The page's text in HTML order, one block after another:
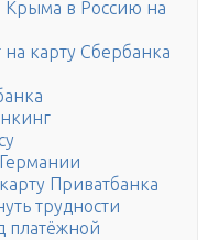
Крыма в Россию на
карту Сбербанка
Приватбанка
трудности
платёжной